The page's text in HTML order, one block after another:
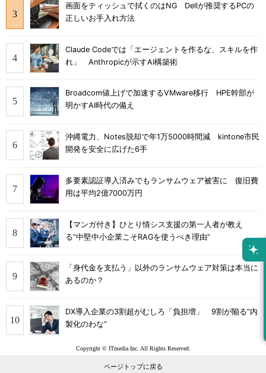
画面をティッシュで拭くのはNG Dellが推奨するPCの
正しいお手入れ方法
Claude Codeでは「エージェントを作るな、スキルを作
れ」 Anthropicが示すAI構築術
Broadcom値上げで加速するVMware移行 HPE幹部が
明かすAI時代の備え
沖縄電力、Notes脱却で年1万5000時間減 kintone市民
開発を安全に広げた6手
多要素認証導入済みでもランサムウェア被害に 復旧費
用は平均2億7000万円
【マンガ付き】ひとり情シス支援の第一人者が教え
る”中堅中小企業こそRAGを使うべき理由”
「身代金を支払う」以外のランサムウェア対策は本当に
あるのか？
DX導入企業の3割超がむしろ「負担増」 9割が陥る“内
製化のわな”
Copyright © ITmedia Inc. All Rights Reserved.
ページトップに戻る